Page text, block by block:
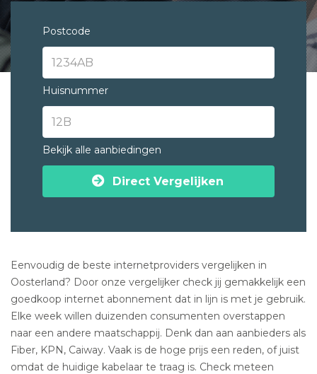
Postcode
Huisnummer
Bekijk alle aanbiedingen
Direct Vergelijken
Eenvoudig de beste internetproviders vergelijken in
Oosterland? Door onze vergelijker check jij gemakkelijk een
goedkoop internet abonnement dat in lijn is met je gebruik.
Elke week willen duizenden consumenten overstappen
naar een andere maatschappij. Denk dan aan aanbieders als
Fiber, KPN, Caiway. Vaak is de hoge prijs een reden, of juist
omdat de huidige kabelaar te traag is. Check meteen